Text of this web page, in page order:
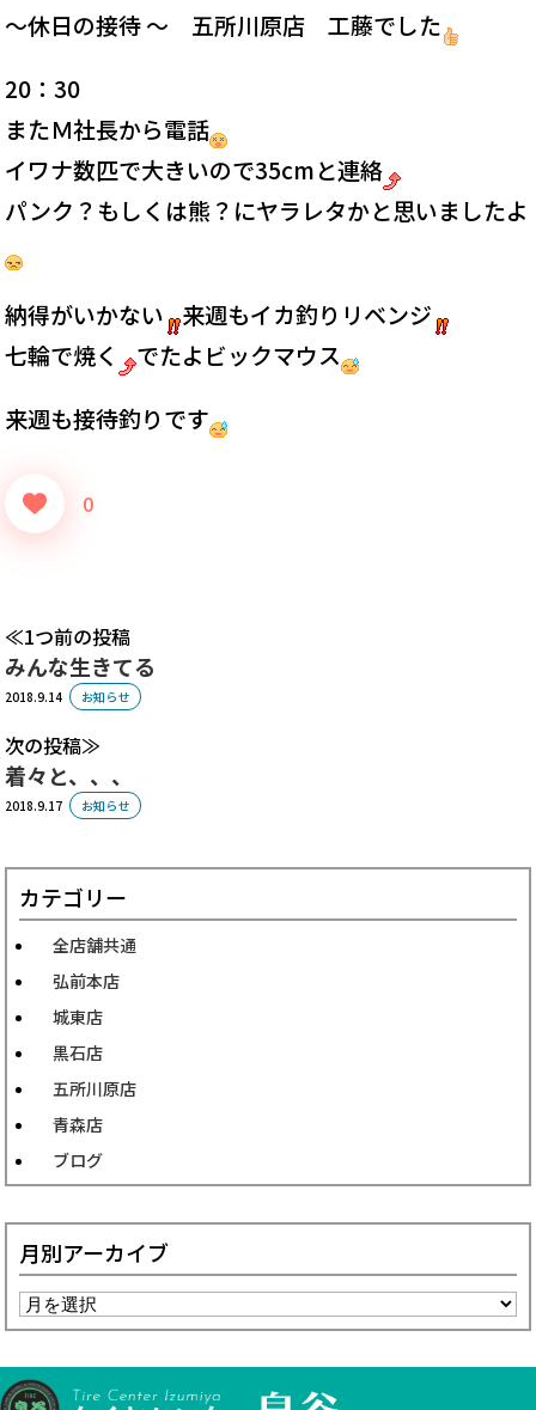
～休日の接待 ～ 五所川原店 工藤でした
20：30
またＭ社長から電話
イワナ数匹で大きいので35cmと連絡
パンク？もしくは熊？にヤラレタかと思いましたよ
納得がいかない
来週もイカ釣りリベンジ
七輪で焼く
でたよビックマウス
来週も接待釣りです
0
1つ前の投稿
みんな生きてる
2018.9.14 お知らせ
次の投稿
着々と、、、
2018.9.17 お知らせ
カテゴリー
全店舗共通
弘前本店
城東店
黒石店
五所川原店
青森店
ブログ
月別アーカイブ